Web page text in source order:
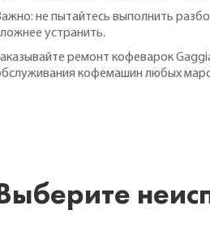
не пытайтесь выполнить
устранить.
ремонт кофеварок
кофемашин любых